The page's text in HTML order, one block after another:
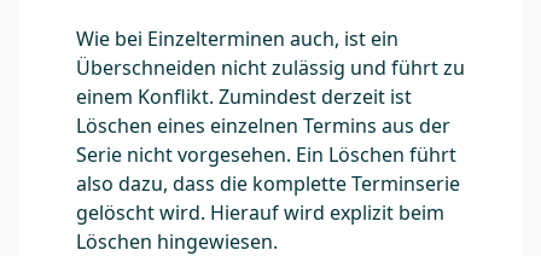
Wie bei Einzelterminen auch, ist ein
Überschneiden nicht zulässig und führt zu
einem Konflikt. Zumindest derzeit ist
Löschen eines einzelnen Termins aus der
Serie nicht vorgesehen. Ein Löschen führt
also dazu, dass die komplette Terminserie
gelöscht wird. Hierauf wird explizit beim
Löschen hingewiesen.